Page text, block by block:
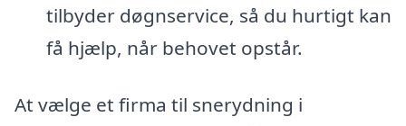
tilbyder døgnservice, så du hurtigt kan
få hjælp, når behovet opstår.
At vælge et firma til snerydning i